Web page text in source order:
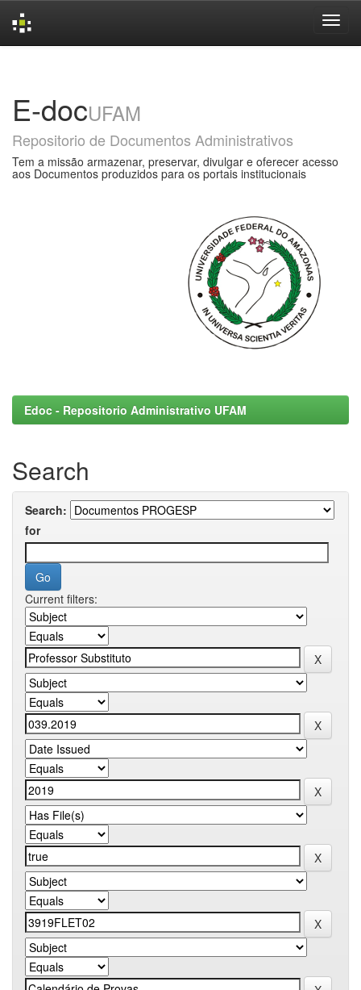
E-docUFAM
Repositorio de Documentos Administrativos
Tem a missão armazenar, preservar, divulgar e oferecer acesso
aos Documentos produzidos para os portais institucionais
Edoc - Repositorio Administrativo UFAM
Search
Search:
for
Current filters: